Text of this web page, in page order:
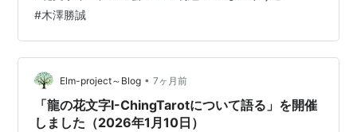
りですね。 今回の開催は会場とオンライン両方で開催と
なりました。 今回も花文字のパートをいこ先生、易のパ
ートを木澤先生、 司会はUkiちゃん、裏方NOOBLEEとい
つものチーム。 久々のハイブリット開催にElmのメン…
#木澤勝誠
Elm-project～Blog • 7ヶ月前
「龍の花文字I-ChingTarotについて語る」を開催
しました（2026年1月10日）